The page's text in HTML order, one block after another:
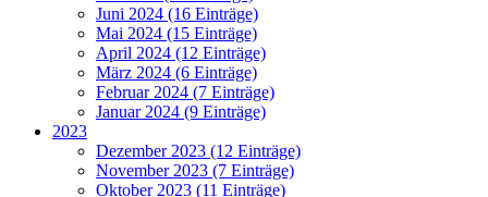
Juni 2024 (16 Einträge)
Mai 2024 (15 Einträge)
April 2024 (12 Einträge)
März 2024 (6 Einträge)
Februar 2024 (7 Einträge)
Januar 2024 (9 Einträge)
2023
Dezember 2023 (12 Einträge)
November 2023 (7 Einträge)
Oktober 2023 (11 Einträge)